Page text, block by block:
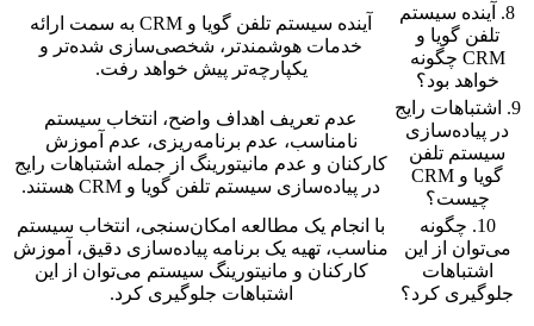
8. آینده سیستم
تلفن گویا و
CRM چگونه
خواهد بود؟
آینده سیستم تلفن گویا و CRM به سمت ارائه
خدمات هوشمندتر، شخصی‌سازی شده‌تر و
یکپارچه‌تر پیش خواهد رفت.
9. اشتباهات رایج
در پیاده‌سازی
سیستم تلفن
گویا و CRM
چیست؟
عدم تعریف اهداف واضح، انتخاب سیستم
نامناسب، عدم برنامه‌ریزی، عدم آموزش
کارکنان و عدم مانیتورینگ از جمله اشتباهات رایج
در پیاده‌سازی سیستم تلفن گویا و CRM هستند.
10. چگونه
می‌توان از این
اشتباهات
جلوگیری کرد؟
با انجام یک مطالعه امکان‌سنجی، انتخاب سیستم
مناسب، تهیه یک برنامه پیاده‌سازی دقیق، آموزش
کارکنان و مانیتورینگ سیستم می‌توان از این
اشتباهات جلوگیری کرد.